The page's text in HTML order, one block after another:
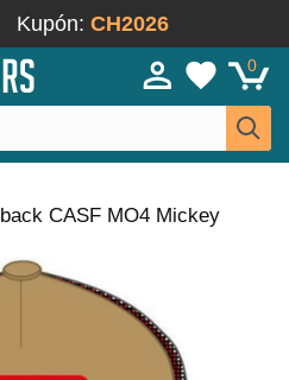
Kupón: CH2026
0
CASF MO4 Mickey